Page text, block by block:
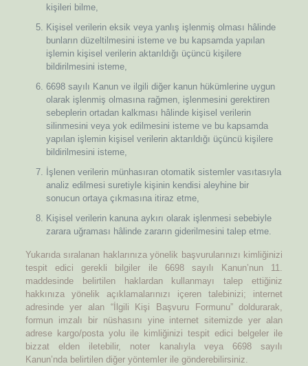
kişileri bilme,
Kişisel verilerin eksik veya yanlış işlenmiş olması hâlinde
bunların düzeltilmesini isteme ve bu kapsamda yapılan
işlemin kişisel verilerin aktarıldığı üçüncü kişilere
bildirilmesini isteme,
6698 sayılı Kanun ve ilgili diğer kanun hükümlerine uygun
olarak işlenmiş olmasına rağmen, işlenmesini gerektiren
sebeplerin ortadan kalkması hâlinde kişisel verilerin
silinmesini veya yok edilmesini isteme ve bu kapsamda
yapılan işlemin kişisel verilerin aktarıldığı üçüncü kişilere
bildirilmesini isteme,
İşlenen verilerin münhasıran otomatik sistemler vasıtasıyla
analiz edilmesi suretiyle kişinin kendisi aleyhine bir
sonucun ortaya çıkmasına itiraz etme,
Kişisel verilerin kanuna aykırı olarak işlenmesi sebebiyle
zarara uğraması hâlinde zararın giderilmesini talep etme.
Yukarıda sıralanan haklarınıza yönelik başvurularınızı kimliğinizi
tespit edici gerekli bilgiler ile 6698 sayılı Kanun’nun 11.
maddesinde belirtilen haklardan kullanmayı talep ettiğiniz
hakkınıza yönelik açıklamalarınızı içeren talebinizi; internet
adresinde yer alan “İlgili Kişi Başvuru Formunu” doldurarak,
formun imzalı bir nüshasını yine internet sitemizde yer alan
adrese kargo/posta yolu ile kimliğinizi tespit edici belgeler ile
bizzat elden iletebilir, noter kanalıyla veya 6698 sayılı
Kanun’nda belirtilen diğer yöntemler ile gönderebilirsiniz.